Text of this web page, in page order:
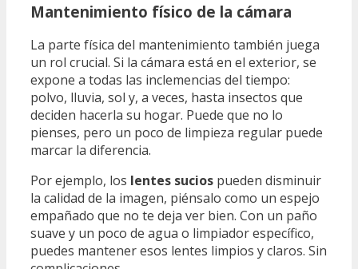
Mantenimiento físico de la cámara
La parte física del mantenimiento también juega
un rol crucial. Si la cámara está en el exterior, se
expone a todas las inclemencias del tiempo:
polvo, lluvia, sol y, a veces, hasta insectos que
deciden hacerla su hogar. Puede que no lo
pienses, pero un poco de limpieza regular puede
marcar la diferencia.
Por ejemplo, los lentes sucios pueden disminuir
la calidad de la imagen, piénsalo como un espejo
empañado que no te deja ver bien. Con un paño
suave y un poco de agua o limpiador específico,
puedes mantener esos lentes limpios y claros. Sin